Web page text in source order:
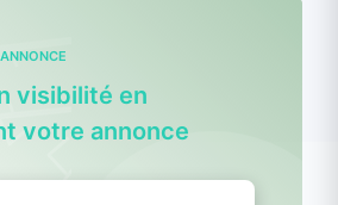
visibilité en
votre annonce